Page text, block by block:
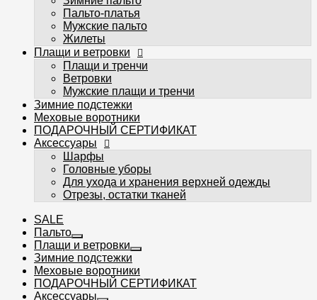
Шарфы
Головные уборы
Для ухода и хранения верхней одежды
Отрезы, остатки тканей
Избранное
Сравнение
Вы смотрели
Вход
Регистрация
0
Пальто-платья
Мужские пальто
Жилеты
Плащи и ветровки
Плащи и тренчи
Ветровки
Мужские плащи и тренчи
Зимние подстежки
Меховые воротники
ПОДАРОЧНЫЙ СЕРТИФИКАТ
Аксессуары
Шарфы
Головные уборы
Для ухода и хранения верхней одежды
Отрезы, остатки тканей
SALE
Пальто
Плащи и ветровки
Зимние подстежки
Меховые воротники
ПОДАРОЧНЫЙ СЕРТИФИКАТ
Аксессуары